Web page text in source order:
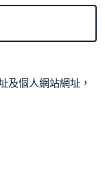
及個人網站網址，